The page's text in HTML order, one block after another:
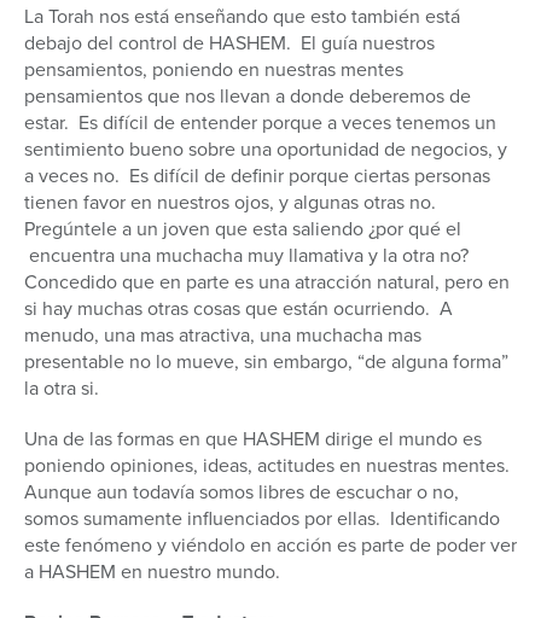
La Torah nos está enseñando que esto también está
debajo del control de HASHEM. El guía nuestros
pensamientos, poniendo en nuestras mentes
pensamientos que nos llevan a donde deberemos de
estar. Es difícil de entender porque a veces tenemos un
sentimiento bueno sobre una oportunidad de negocios, y
a veces no. Es difícil de definir porque ciertas personas
tienen favor en nuestros ojos, y algunas otras no.
Pregúntele a un joven que esta saliendo ¿por qué el
encuentra una muchacha muy llamativa y la otra no?
Concedido que en parte es una atracción natural, pero en
si hay muchas otras cosas que están ocurriendo. A
menudo, una mas atractiva, una muchacha mas
presentable no lo mueve, sin embargo, “de alguna forma”
la otra si.
Una de las formas en que HASHEM dirige el mundo es
poniendo opiniones, ideas, actitudes en nuestras mentes.
Aunque aun todavía somos libres de escuchar o no,
somos sumamente influenciados por ellas. Identificando
este fenómeno y viéndolo en acción es parte de poder ver
a HASHEM en nuestro mundo.